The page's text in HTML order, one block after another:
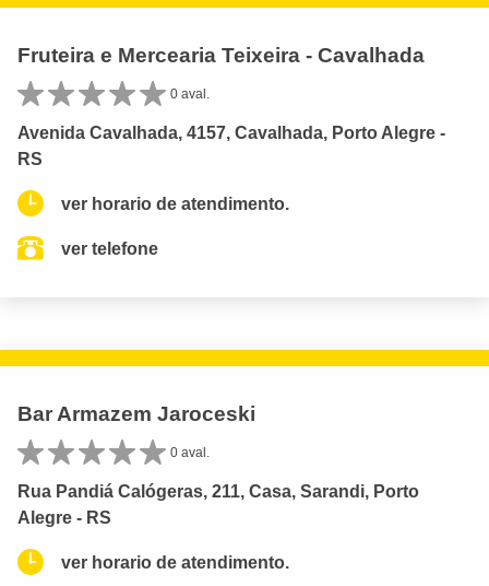
Fruteira e Mercearia Teixeira - Cavalhada
0 aval.
Avenida Cavalhada, 4157, Cavalhada, Porto Alegre -
RS
ver horario de atendimento.
ver telefone
Bar Armazem Jaroceski
0 aval.
Rua Pandiá Calógeras, 211, Casa, Sarandi, Porto
Alegre - RS
ver horario de atendimento.